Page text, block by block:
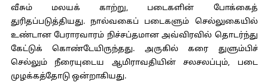
வீசும் மலயக் காற்று, படைகளின் போக்கைத்
துரிதப்படுத்தியது. நால்வகைப் படைகளும் செல்லுகையில்
உண்டான பேராரவாரம் நிச்சப்தமான அவ்விரவில் தொடர்ந்து
கேட்டுக் கொண்டேயிருந்தது. அருகில் கரை துளும்பிச்
செல்லும் நீரையுடைய ஆமிராவதியின் சலசலப்பும், படை
முழக்கத்தோடு ஒன்றாகியது.